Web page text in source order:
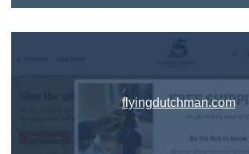
flyingdutchman.com